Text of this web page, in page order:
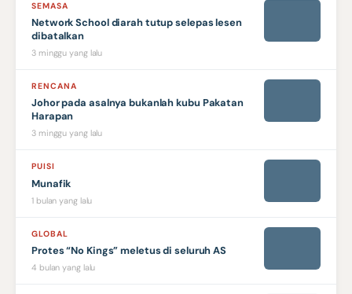
SEMASA
Network School diarah tutup selepas lesen
dibatalkan
3 minggu yang lalu
RENCANA
Johor pada asalnya bukanlah kubu Pakatan
Harapan
3 minggu yang lalu
PUISI
Munafik
1 bulan yang lalu
GLOBAL
Protes “No Kings” meletus di seluruh AS
4 bulan yang lalu